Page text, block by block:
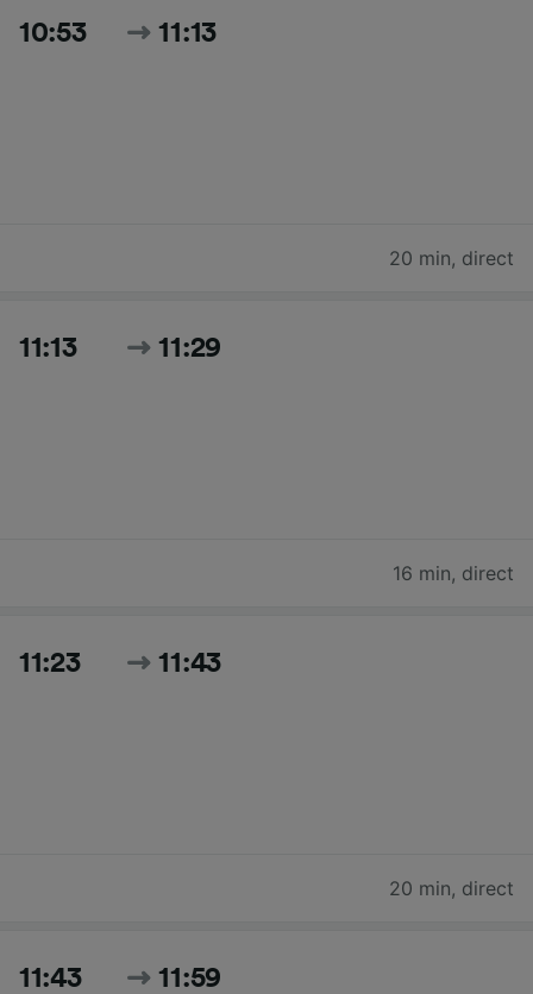
10:53 11:13
20 min, direct
11:13 11:29
16 min, direct
11:23 11:43
20 min, direct
11:43 11:59